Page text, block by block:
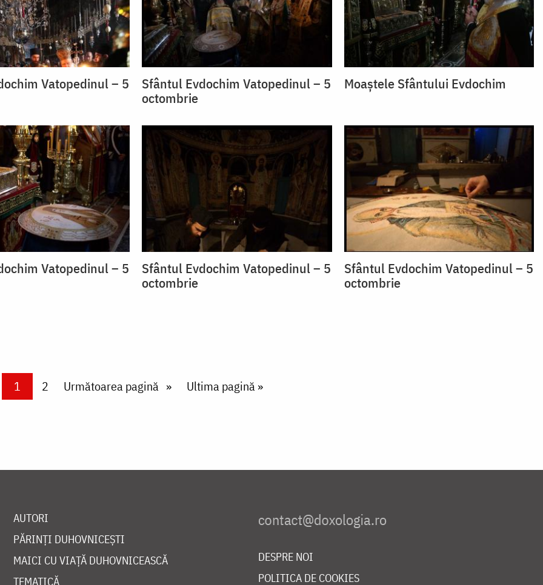
Vatopedinul – 5
Sfântul Evdochim Vatopedinul – 5
octombrie
Moaştele Sfântului Evdochim
Vatopedinul – 5
Sfântul Evdochim Vatopedinul – 5
octombrie
Sfântul Evdochim Vatopedinul – 5
octombrie
Current page
1 Page
2 Next page
Următoarea pagină Last page
Ultima pagină »
AUTORI
PĂRINȚI DUHOVNICEȘTI
MAICI CU VIAȚĂ DUHOVNICEASCĂ
TEMATICĂ
DESPRE NOI
POLITICA DE COOKIES